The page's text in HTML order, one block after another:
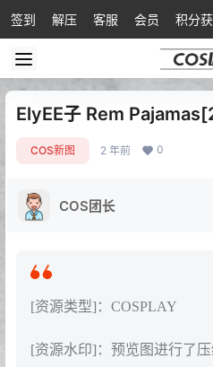
签到 解压 客服 会员 积分
ElyEE子 Rem
COS新图 2 年前 0
COS团长
[资源类型]：COSPLAY
[资源水印]：预览图进行了